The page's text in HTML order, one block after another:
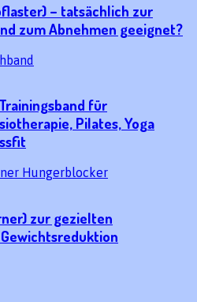
– tatsächlich zur
zum Abnehmen geeignet?
für
Pilates, Yoga
zur gezielten